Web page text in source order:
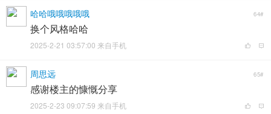
哈哈哦哦哦哦哦 64#
换个风格哈哈
2025-2-21 03:57:00 来自手机
周思远 65#
感谢楼主的慷慨分享
2025-2-23 09:07:59 来自手机